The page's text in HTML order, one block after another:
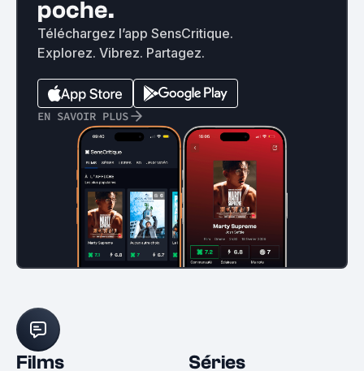
poche.
Téléchargez l’app SensCritique.
Explorez. Vibrez. Partagez.
EN SAVOIR PLUS
Films Séries